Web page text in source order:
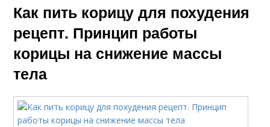
Как пить корицу для похудения
рецепт. Принцип работы
корицы на снижение массы
тела